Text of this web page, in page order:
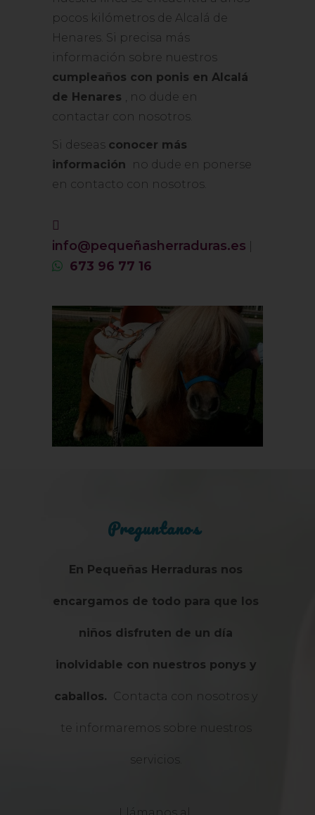
pocos kilómetros de Alcalá de
Henares. Si precisa más
información sobre nuestros
cumpleaños con ponis en Alcalá
de Henares , no dude en
contactar con nosotros.
Si deseas conocer más
información
no dude en ponerse
en contacto con nosotros.
info@pequeñasherraduras.es
673 96 77 16
Preguntanos
En Pequeñas Herraduras nos
encargamos de todo para que los
niños disfruten de un día
inolvidable con nuestros ponys y
caballos. Contacta con nosotros y
te informaremos sobre nuestros
servicios.